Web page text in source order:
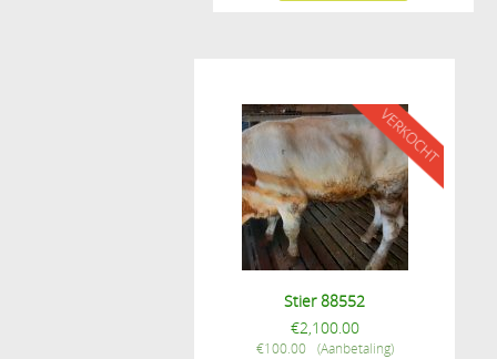
Stier 88552
€2,100.00
€100.00